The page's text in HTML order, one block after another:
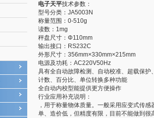
电子天平技术参数：
型号分类：JA5003N
称量范围：0-510g
读数：1mg
秤盘尺寸：Φ110mm
输出接口：RS232C
外形尺寸：356mm×330mm×215mm
电源及功耗：AC220V50Hz
具有全自动故障检测、自动校准、超载保护
计数、百分比、单位转换多种功能
全自动内校型能提供更方便操作
行业应用补充说明：
，用于称量物体质量。一般采用应变式传
单、造价低，但精度有限，目前不能做到